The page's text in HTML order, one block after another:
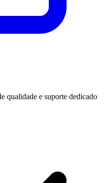
qualidade e suporte dedicado